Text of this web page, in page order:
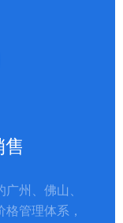
州、佛山、
管理体系，